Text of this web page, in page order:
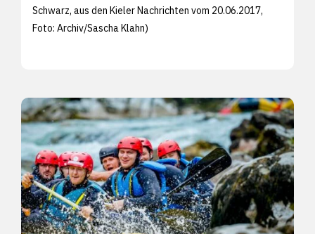
Schwarz, aus den Kieler Nachrichten vom 20.06.2017,
Foto: Archiv/Sascha Klahn)